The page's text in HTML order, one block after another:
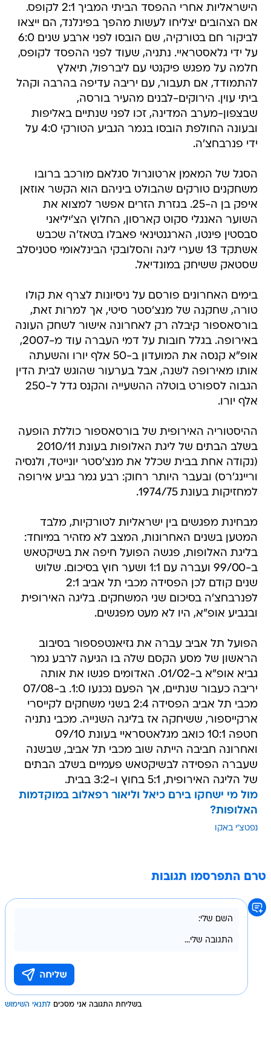
הישראליות אחרי ההפסד הביתי המביך 2:1 לקופס.
אם הצהובים יצליחו לעשות מהפך בפינלנד, הם ייצאו
לביקור חם בטורקיה, שם הובסו לפני ארבע שנים 6:0
על ידי גלאסטראיי. נתניה, שעוד לפני ההפסד לקופס,
חלמה על מפגש פיקנטי עם ליברפול, תיאלץ
להתמודד, אם תעבור, עם יריבה עדיפה בהרבה וקהל
ביתי עוין. הירוקים-לבנים מהעיר בורסה,
שבצפון-מערב המדינה, זכו לפני שנתיים באליפות
ובעונה החולפת הובסו בגמר הגביע הטורקי 4:0 על
ידי פנרבחצ'ה.
הסגל של המאמן ארטוגרול סגלאם מורכב ברובו
משחקנים טורקים שהבולט ביניהם הוא הקשר אוזאן
איפק בן ה-25. בגזרת הזרים אפשר למצוא את
השוער האנגלי סקוט קארסון, החלוץ הצ'יליאני
סבסטין פינטו, הארגנטינאי פאבלו בטאז'ה שכבש
אשתקד 13 שערי ליגה והסלובקי הבינלאומי סטניסלב
שסטאק ששיחק במונדיאל.
בימים האחרונים פורסם על ניסיונות לצרף את קולו
טורה, שחקנה של מנצ'סטר סיטי, אך למרות זאת,
בורסאספור קיבלה רק לאחרונה אישור לשחק העונה
באירופה. בגלל חובות על דמי העברה עוד מ-2007,
אופ"א קנסה את המועדון ב-50 אלף יורו והשעתה
אותו מאירופה לשנה, אבל בערעור שהוגש לבית הדין
הגבוה לספורט בוטלה ההשעייה והקנס גדל ל-250
אלף יורו.
ההיסטוריה האירופית של בורסאספור כוללת הופעה
בשלב הבתים של ליגת האלופות בעונת 2010/11
(נקודה אחת בבית שכלל את מנצ'סטר יונייטד, ולנסיה
וריינג'רס) ובעבר היותר רחוק: רבע גמר גביע אירופה
למחזיקות בעונת 1974/75.
מבחינת מפגשים בין ישראליות לטורקיות, מלבד
המטען בשנים האחרונות, המצב לא מזהיר במיוחד:
בליגת האלופות, פגשה הפועל חיפה את בשיקטאש
ב-99/00 ועברה עם 1:1 ושער חוץ בסיכום. שלוש
שנים קודם לכן הפסידה מכבי תל אביב 2:1
לפנרבחצ'ה בסיכום שני המשחקים. בליגה האירופית
ובגביע אופ"א, היו לא מעט מפגשים.
הפועל תל אביב עברה את גזיאנטפספור בסיבוב
הראשון של מסע הקסם שלה בו הגיעה לרבע גמר
גביא אופ"א ב-01/02. האדומים פגשו את אותה
יריבה כעבור שנתיים, אך הפעם נכנעו 1:0. ב-07/08
מכבי תל אביב הפסידה 2:4 בשני משחקים לקייסרי
ארקייספור, ששיחקה אז בליגה השנייה. מכבי נתניה
חטפה 10:1 כואב מגלאטסראיי בעונת 09/10
ואחרונה חביבה הייתה שוב מכבי תל אביב, שבשנה
שעברה הפסידה לבשיקטאש פעמיים בשלב הבתים
של הליגה האירופית, 5:1 בחוץ ו-3:2 בבית.
מול מי ישחקו בירם כיאל וליאור רפאלוב במוקדמות
האלופות?
נפטצ'י באקו
טרם התפרסמו תגובות
בשליחת התגובה אני מסכים לתנאי השימוש